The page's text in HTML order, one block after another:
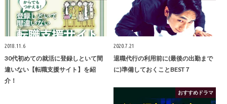
2018.11.6
30代初めての就活に登録しといて間
違いない【転職支援サイト】を紹
介！
2020.7.21
退職代行の利用前に(最後の出勤まで
に)準備しておくことBEST７
おすすめドラマ